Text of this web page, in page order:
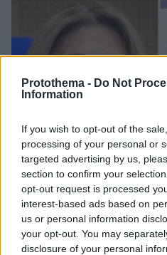
Protothema - Do Not
Information
If you wish to opt-out of the
processing of your personal or
targeted advertising by us,
section to confirm your
opt-out request is processed
interest-based ads based on
us or personal information
your opt-out. You may
disclosure of your personal